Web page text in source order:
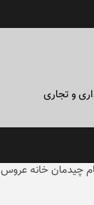
و تجاری
چیدمان خانه